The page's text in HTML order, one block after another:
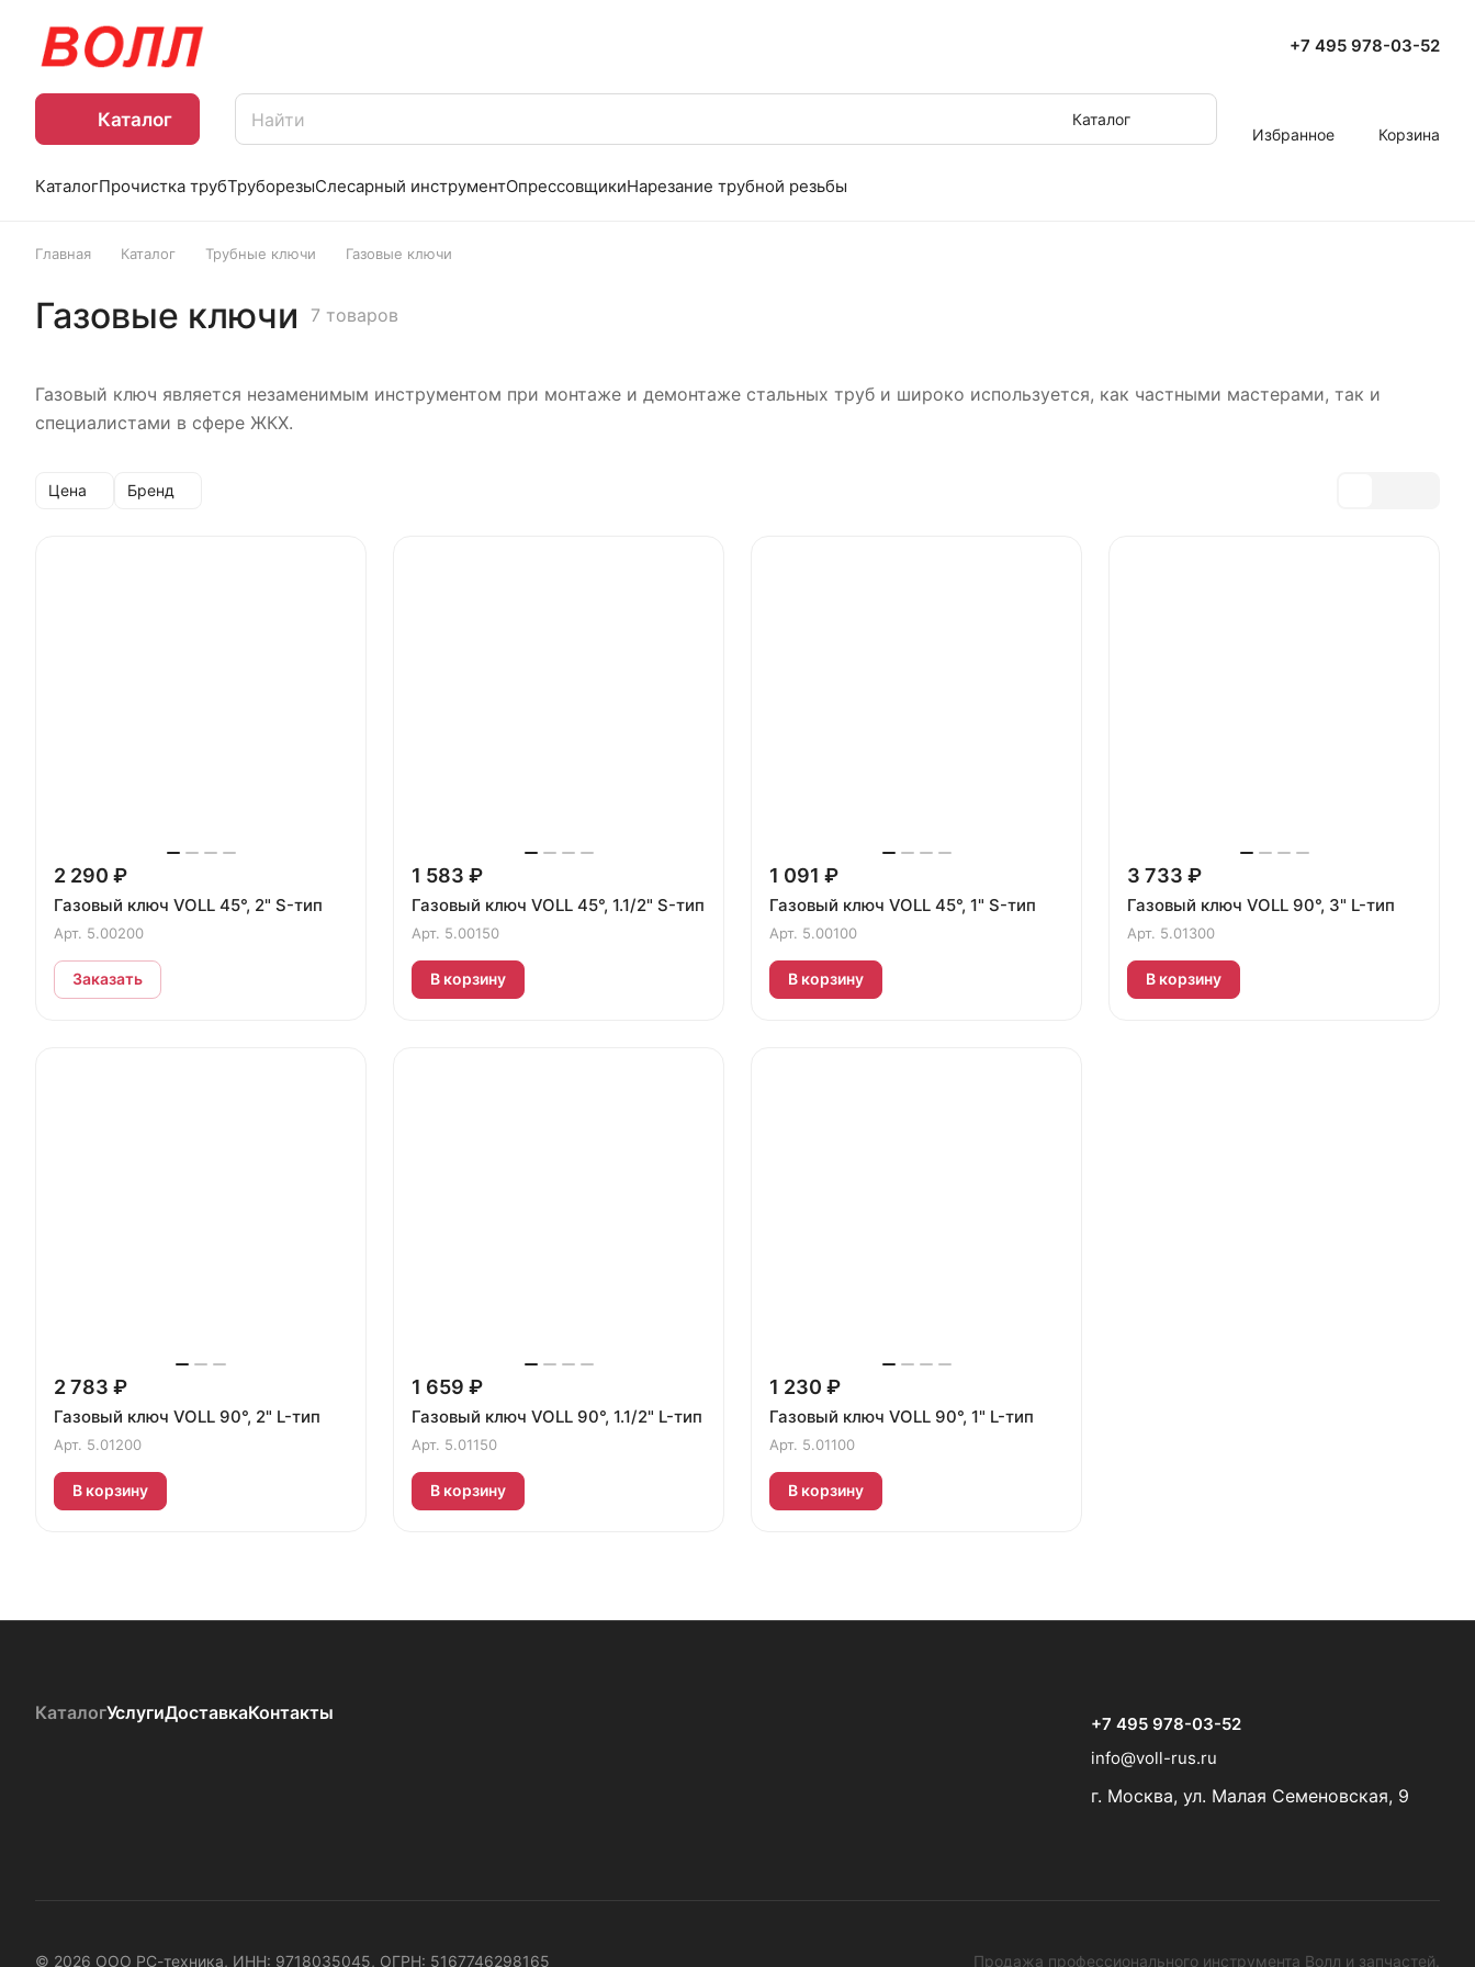
+7 495 978-03-52
Каталог
Каталог
Избранное
Корзина
КаталогПрочистка трубТруборезыСлесарный инструментОпрессовщикиНарезание трубной резьбы
Главная Каталог Трубные ключи Газовые ключи
Газовые ключи 7 товаров
Газовый ключ является незаменимым инструментом при монтаже и демонтаже стальных труб и широко используется, как частными мастерами, так и
специалистами в сфере ЖКХ.
Цена Бренд
2 290 ₽
Газовый ключ VOLL 45°, 2" S-тип
Арт. 5.00200
Заказать
1 583 ₽
Газовый ключ VOLL 45°, 1.1/2" S-тип
Арт. 5.00150
В корзину
1 091 ₽
Газовый ключ VOLL 45°, 1" S-тип
Арт. 5.00100
В корзину
3 733 ₽
Газовый ключ VOLL 90°, 3" L-тип
Арт. 5.01300
В корзину
2 783 ₽
Газовый ключ VOLL 90°, 2" L-тип
Арт. 5.01200
В корзину
1 659 ₽
Газовый ключ VOLL 90°, 1.1/2" L-тип
Арт. 5.01150
В корзину
1 230 ₽
Газовый ключ VOLL 90°, 1" L-тип
Арт. 5.01100
В корзину
КаталогУслугиДоставкаКонтакты
+7 495 978-03-52
info@voll-rus.ru
г. Москва, ул. Малая Семеновская, 9
© 2026 ООО РС-техника, ИНН: 9718035045, ОГРН: 5167746298165 Продажа профессионального инструмента Волл и запчастей.